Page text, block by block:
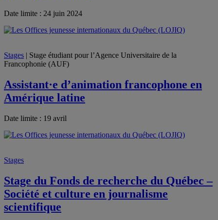
Date limite : 24 juin 2024
Stages | Stage étudiant pour l’Agence Universitaire de la
Francophonie (AUF)
Assistant·e d’animation francophone en
Amérique latine
Date limite : 19 avril
Stages
Stage du Fonds de recherche du Québec –
Société et culture en journalisme
scientifique